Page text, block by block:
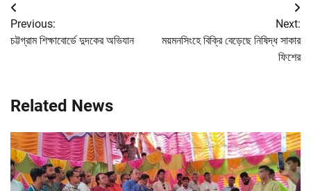
Post
navigation
Previous:
চট্টগ্রাম শিক্ষাবোর্ডে দুদকের অভিযান
Next:
ময়মনসিংহে বিক্রি বেড়েছে নিষিদ্ধ সাকার
ফিশের
Related News